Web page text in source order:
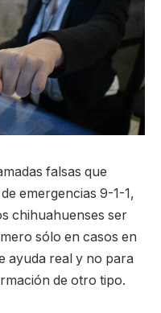
falsas que
emergencias 9-1-1,
chihuahuenses ser
sólo en casos en
ayuda real y no para
de otro tipo.